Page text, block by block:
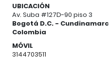
UBICACIÓN
Av. Suba #127D-90 piso 3
Bogotá D.C. -
Colombia
MÓVIL
3144703511